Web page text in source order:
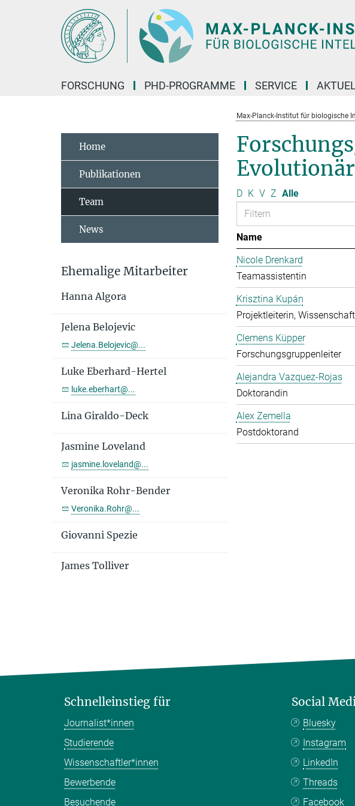
FORSCHUNG PHD-PROGRAMME SERVICE
Max-Planck-Institut für biologische
D K V Z Alle
Name
Nicole Drenkard
Teamassistentin
Krisztina Kupán
Projektleiterin,
Clemens Küpper
Forschungsgruppenleiter
Alejandra Vazquez-Rojas
Doktorandin
Alex Zemella
Postdoktorand
Home
Publikationen
Team
News
Ehemalige Mitarbeiter
Hanna Algora
Jelena Belojevic
Jelena.Belojevic@...
Luke Eberhard-Hertel
luke.eberhart@...
Lina Giraldo-Deck
Jasmine Loveland
jasmine.loveland@...
Veronika Rohr-Bender
Veronika.Rohr@...
Giovanni Spezie
James Tolliver
Schnelleinstieg für
Journalist*innen
Studierende
Wissenschaftler*innen
Bewerbende
Besuchende
Social
Bluesky
Instagram
LinkedIn
Threads
Facebook